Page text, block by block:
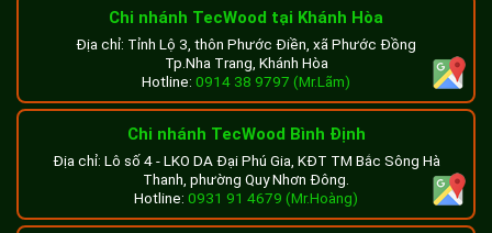
Chi nhánh TecWood tại Khánh Hòa
Địa chỉ: Tỉnh Lộ 3, thôn Phước Điền, xã Phước Đồng
Tp.Nha Trang, Khánh Hòa
Hotline: 0914 38 9797 (Mr.Lãm)
Chi nhánh TecWood Bình Định
Địa chỉ: Lô số 4 - LKO DA Đại Phú Gia, KĐT TM Bắc Sông Hà
Thanh, phường Quy Nhơn Đông.
Hotline: 0931 91 4679 (Mr.Hoàng)